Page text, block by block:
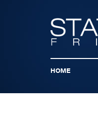
HOME